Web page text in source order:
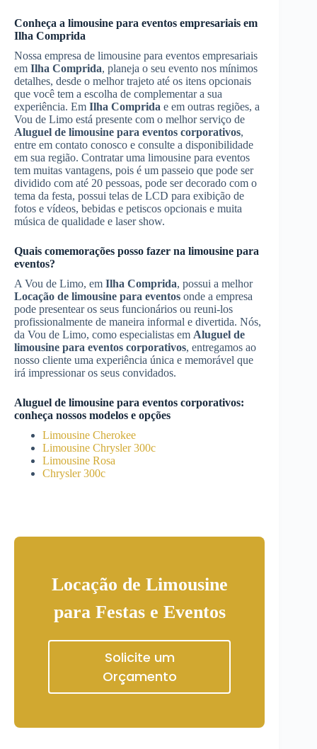
Conheça a limousine para eventos empresariais em
Ilha Comprida
Nossa empresa de limousine para eventos empresariais
em Ilha Comprida, planeja o seu evento nos mínimos
detalhes, desde o melhor trajeto até os itens opcionais
que você tem a escolha de complementar a sua
experiência. Em Ilha Comprida e em outras regiões, a
Vou de Limo está presente com o melhor serviço de
Aluguel de limousine para eventos corporativos,
entre em contato conosco e consulte a disponibilidade
em sua região. Contratar uma limousine para eventos
tem muitas vantagens, pois é um passeio que pode ser
dividido com até 20 pessoas, pode ser decorado com o
tema da festa, possui telas de LCD para exibição de
fotos e vídeos, bebidas e petiscos opcionais e muita
música de qualidade e laser show.
Quais comemorações posso fazer na limousine para
eventos?
A Vou de Limo, em Ilha Comprida, possui a melhor
Locação de limousine para eventos onde a empresa
pode presentear os seus funcionários ou reuni-los
profissionalmente de maneira informal e divertida. Nós,
da Vou de Limo, como especialistas em Aluguel de
limousine para eventos corporativos, entregamos ao
nosso cliente uma experiência única e memorável que
irá impressionar os seus convidados.
Aluguel de limousine para eventos corporativos:
conheça nossos modelos e opções
Limousine Cherokee
Limousine Chrysler 300c
Limousine Rosa
Chrysler 300c
Locação de Limousine
para Festas e Eventos
Solicite um
Orçamento